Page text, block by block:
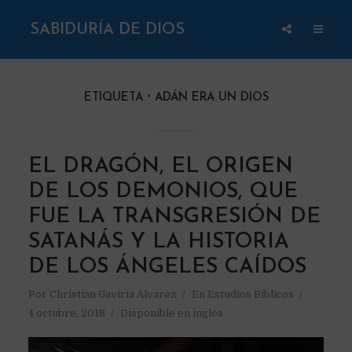
SABIDURÍA DE DIOS
ETIQUETA ADÁN ERA UN DIOS
EL DRAGÓN, EL ORIGEN
DE LOS DEMONIOS, QUE
FUE LA TRANSGRESIÓN DE
SATANÁS Y LA HISTORIA
DE LOS ÁNGELES CAÍDOS
Por Christian Gaviria Alvarez En Estudios Bíblicos
4 octubre, 2018
Disponible en inglés